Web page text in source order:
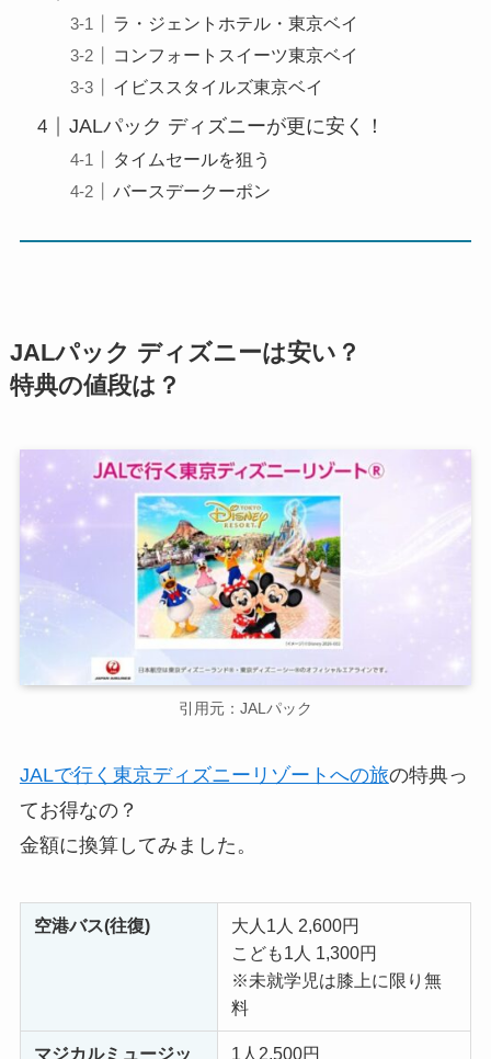
ラ・ジェントホテル・東京ベイ
コンフォートスイーツ東京ベイ
イビススタイルズ東京ベイ
JALパック ディズニーが更に安く！
タイムセールを狙う
バースデークーポン
JALパック ディズニーは安い？
特典の値段は？
引用元：JALパック
JALで行く東京ディズニーリゾートへの旅の特典っ
てお得なの？
金額に換算してみました。
空港バス(往復)
大人1人 2,600円
こども1人 1,300円
※未就学児は膝上に限り無
料
マジカルミュージッ
1人2,500円